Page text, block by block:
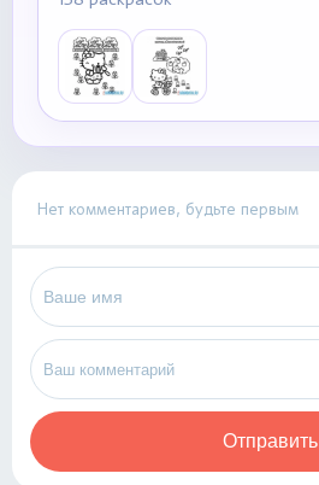
Нет комментариев, будьте первым
Отправить